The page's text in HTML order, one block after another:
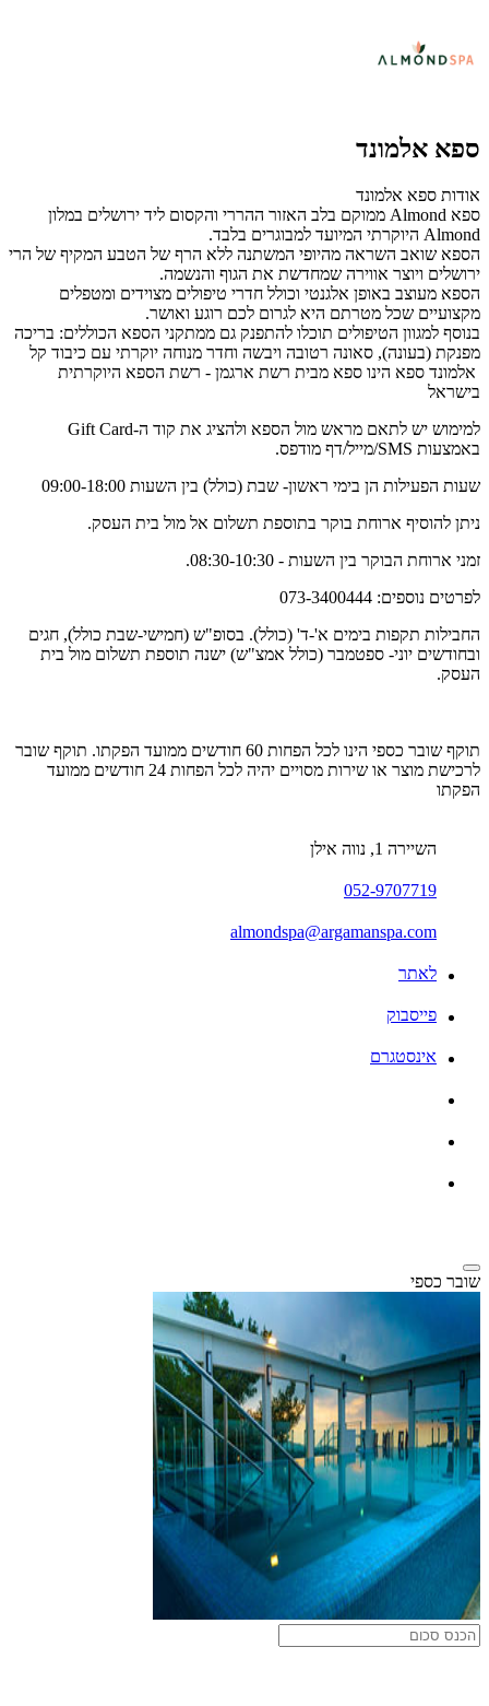
ספא אלמונד
אודות ספא אלמונד
ספא Almond ממוקם בלב האזור ההררי והקסום ליד ירושלים במלון
Almond היוקרתי המיועד למבוגרים בלבד.
הספא שואב השראה מהיופי המשתנה ללא הרף של הטבע המקיף של הרי
ירושלים ויוצר אווירה שמחדשת את הגוף והנשמה.
הספא מעוצב באופן אלגנטי וכולל חדרי טיפולים מצוידים ומטפלים
מקצועיים שכל מטרתם היא לגרום לכם רוגע ואושר.
בנוסף למגוון הטיפולים תוכלו להתפנק גם ממתקני הספא הכוללים: בריכה
מפנקת (בעונה), סאונה רטובה ויבשה וחדר מנוחה יוקרתי עם כיבוד קל
אלמונד ספא הינו ספא מבית רשת ארגמן - רשת הספא היוקרתית
בישראל
למימוש יש לתאם מראש מול הספא ולהציג את קוד ה-Gift Card
באמצעות SMS/מייל/דף מודפס.
שעות הפעילות הן בימי ראשון- שבת (כולל) בין השעות 09:00-18:00
ניתן להוסיף ארוחת בוקר בתוספת תשלום אל מול בית העסק.
זמני ארוחת הבוקר בין השעות - 08:30-10:30.
לפרטים נוספים: 073-3400444
החבילות תקפות בימים א'-ד' (כולל). בסופ"ש (חמישי-שבת כולל), חגים
ובחודשים יוני- ספטמבר (כולל אמצ"ש) ישנה תוספת תשלום מול בית
העסק.
תוקף שובר כספי הינו לכל הפחות 60 חודשים ממועד הפקתו. תוקף שובר
לרכישת מוצר או שירות מסויים יהיה לכל הפחות 24 חודשים ממועד
הפקתו
השיירה 1, נווה אילן
052-9707719
almondspa@argamanspa.com
לאתר
פייסבוק
אינסטגרם
שובר כספי